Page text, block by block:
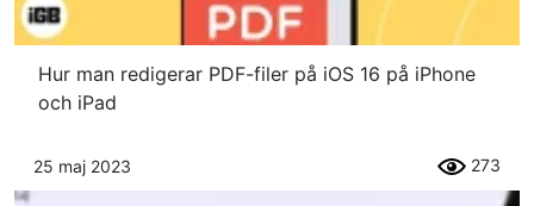
Hur man redigerar PDF-filer på iOS 16 på iPhone
och iPad
25 maj 2023 273